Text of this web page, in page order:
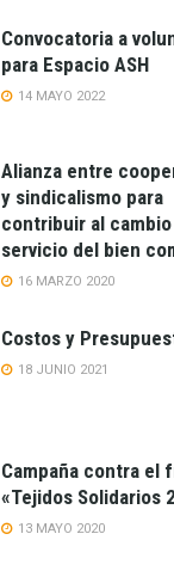
Convocatoria a
para Espacio ASH
14 MAYO 2022
Alianza entre
y sindicalismo para
contribuir al
servicio del bien
16 MARZO 2020
Costos y
18 JUNIO 2021
Campaña contra el
«Tejidos Solidarios
13 MAYO 2020